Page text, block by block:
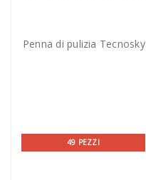
Penna di pulizia Tecnosky
49 PEZZI